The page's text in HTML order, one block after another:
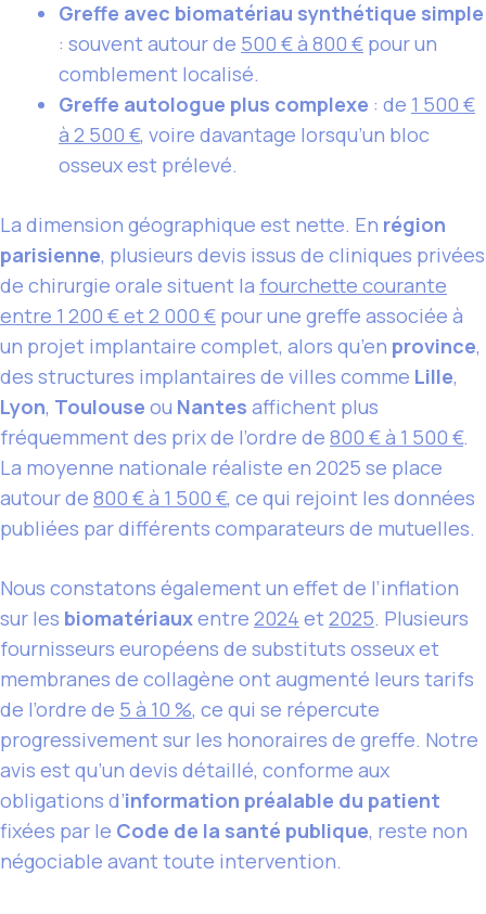
Greffe avec biomatériau synthétique simple
: souvent autour de 500 € à 800 € pour un
comblement localisé.
Greffe autologue plus complexe : de 1 500 €
à 2 500 €, voire davantage lorsqu’un bloc
osseux est prélevé.
La dimension géographique est nette. En région
parisienne, plusieurs devis issus de cliniques privées
de chirurgie orale situent la fourchette courante
entre 1 200 € et 2 000 € pour une greffe associée à
un projet implantaire complet, alors qu’en province,
des structures implantaires de villes comme Lille,
Lyon, Toulouse ou Nantes affichent plus
fréquemment des prix de l’ordre de 800 € à 1 500 €.
La moyenne nationale réaliste en 2025 se place
autour de 800 € à 1 500 €, ce qui rejoint les données
publiées par différents comparateurs de mutuelles.
Nous constatons également un effet de l’inflation
sur les biomatériauxentre 2024 et2025. Plusieurs
fournisseurs européens de substituts osseux et
membranes de collagène ont augmenté leurs tarifs
de l’ordre de 5 à 10 %, ce qui se répercute
progressivement sur les honoraires de greffe. Notre
avis est qu’un devis détaillé, conforme aux
obligations d’information préalable du patient
fixées par le Code de la santé publique, reste non
négociable avant toute intervention.